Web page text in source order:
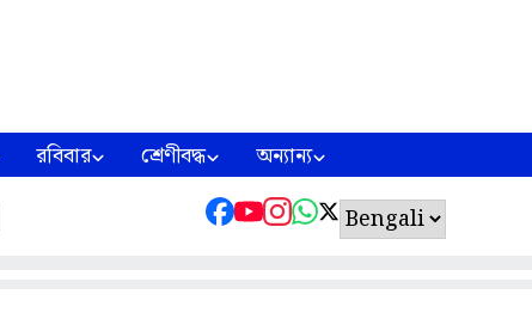
রবিবার শ্রেণীবদ্ধ অন্যান্য